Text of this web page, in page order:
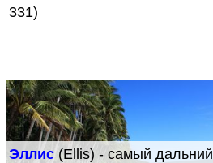
331)
Эллис(Ellis) - самый дальний